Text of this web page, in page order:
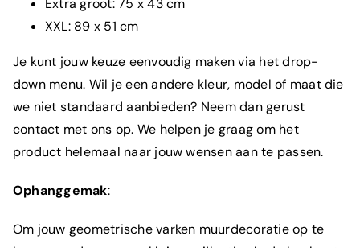
Extra groot: 75 x 43 cm
XXL: 89 x 51 cm
Je kunt jouw keuze eenvoudig maken via het drop-
down menu. Wil je een andere kleur, model of maat die
we niet standaard aanbieden? Neem dan gerust
contact met ons op. We helpen je graag om het
product helemaal naar jouw wensen aan te passen.
Ophanggemak:
Om jouw geometrische varken muurdecoratie op te